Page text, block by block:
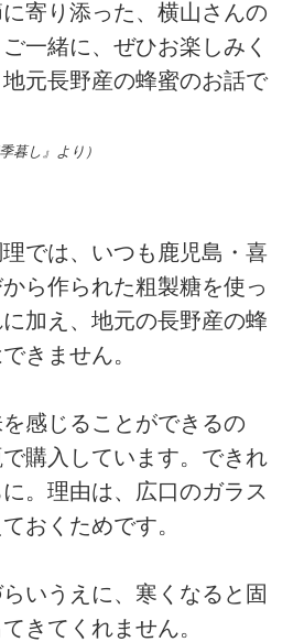
寄り添った、横山さんの
一緒に、ぜひお楽しみく
元長野産の蜂蜜のお話で
暮し』より）
では、いつも鹿児島・喜
ら作られた粗製糖を使っ
加え、地元の長野産の蜂
きません。
感じることができるの
購入しています。できれ
。理由は、広口のガラス
おくためです。
いうえに、寒くなると固
きてくれません。